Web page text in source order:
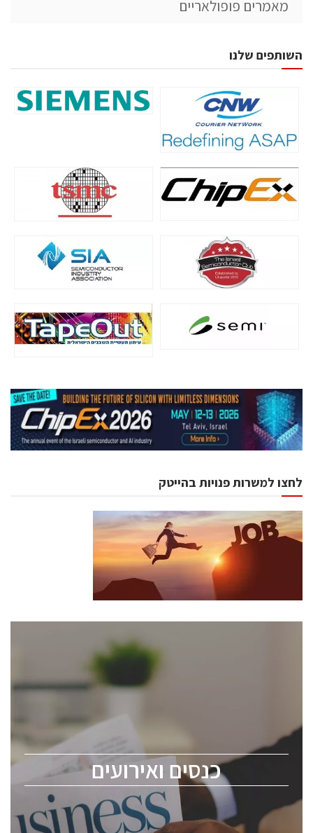
מאמרים פופולאריים
השותפים שלנו
לחצו למשרות פנויות בהייטק
כנסים ואירועים
כנסים ואירועים
לכל העוסקים בתעשיית הסמיקונדקטור כולל מהנדסים,
ChipEx2026 will be held on May 12-13, 2026. The
conference is intended for everyone involved in the
semiconductor industry, including engineers,